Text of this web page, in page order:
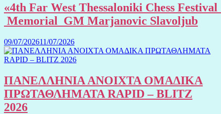
«4th Far West Thessaloniki Chess Festival
Memorial GM Marjanovic Slavoljub
09/07/202611/07/2026
ΠΑΝΕΛΛΗΝΙΑ ΑΝΟΙΧΤΑ ΟΜΑΔΙΚΑ
ΠΡΩΤΑΘΛΗΜΑΤΑ RAPID – BLITZ
2026